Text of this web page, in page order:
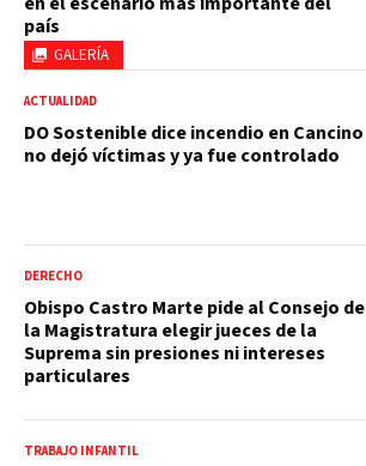
GALERÍA
país
ACTUALIDAD
DO Sostenible dice incendio en Cancino
no dejó víctimas y ya fue controlado
DERECHO
Obispo Castro Marte pide al Consejo de
la Magistratura elegir jueces de la
Suprema sin presiones ni intereses
particulares
TRABAJO INFANTIL